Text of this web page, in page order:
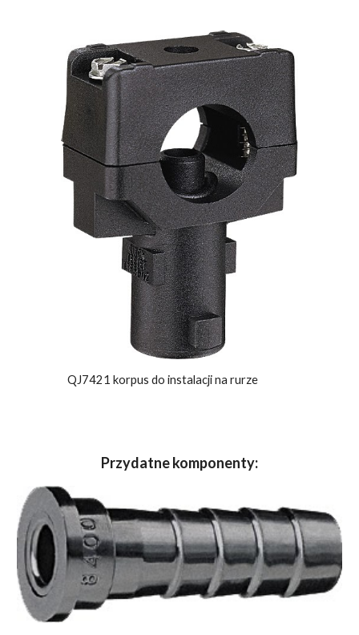
QJ7421 korpus do instalacji na rurze
Przydatne komponenty: